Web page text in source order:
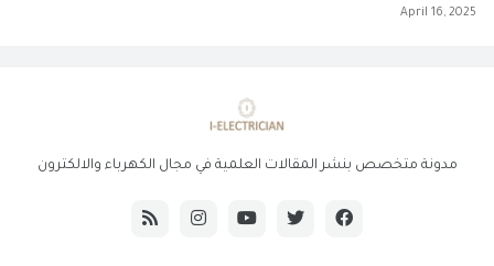
April 16, 2025
مدونة متخصص بنشر المقالات العلمية في مجال الكهرباء والالكترون